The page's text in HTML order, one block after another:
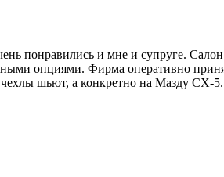
понравились и мне и супруге.
опциями. Фирма оперативно
шьют, а конкретно на Мазду СХ-